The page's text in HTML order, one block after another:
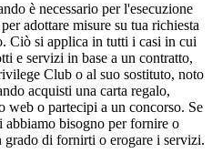
è necessario per l'esecuzione
adottare misure su tua richiesta
Ciò si applica in tutti i casi in cui
e servizi in base a un contratto,
Club o al suo sostituto, noto
acquisti una carta regalo,
web o partecipi a un concorso. Se
bisogno per fornire o
di fornirti o erogare i servizi.